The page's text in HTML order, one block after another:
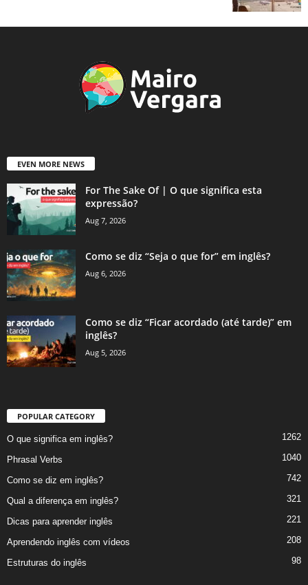
EVEN MORE NEWS
For The Sake Of | O que significa esta
expressão?
Aug 7, 2026
Como se diz “Seja o que for” em inglês?
Aug 6, 2026
Como se diz “Ficar acordado (até tarde)” em
inglês?
Aug 5, 2026
POPULAR CATEGORY
O que significa em inglês? 1262
Phrasal Verbs 1040
Como se diz em inglês? 742
Qual a diferença em inglês? 321
Dicas para aprender inglês 221
Aprendendo inglês com vídeos 208
Estruturas do inglês 98